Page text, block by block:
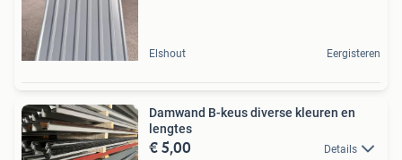
Elshout Eergisteren
Damwand B-keus diverse kleuren en
lengtes
€ 5,00 Details